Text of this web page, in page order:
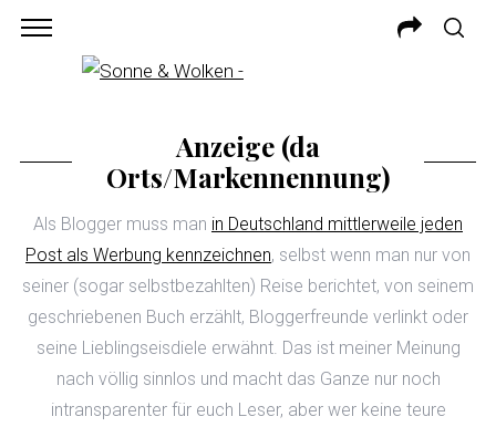
Anzeige (da
Orts/Markennennung)
Als Blogger muss man in Deutschland mittlerweile jeden
Post als Werbung kennzeichnen, selbst wenn man nur von
seiner (sogar selbstbezahlten) Reise berichtet, von seinem
geschriebenen Buch erzählt, Bloggerfreunde verlinkt oder
seine Lieblingseisdiele erwähnt. Das ist meiner Meinung
nach völlig sinnlos und macht das Ganze nur noch
intransparenter für euch Leser, aber wer keine teure